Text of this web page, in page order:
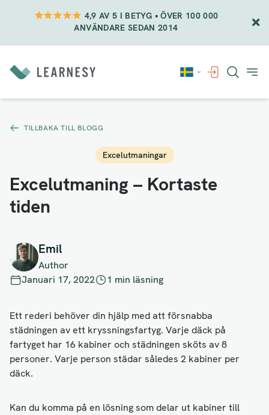
4,9 AV 5 I BETYG • ÖVER 100 000
ANVÄNDARE SEDAN 2014
till
innehåll
TILLBAKA TILL BLOGG
Excelutmaningar
Excelutmaning – Kortaste
tiden
Emil
Author
Januari 17, 2022
1 min läsning
Ett rederi behöver din hjälp med att försnabba
städningen av ett kryssningsfartyg. Varje däck på
fartyget har 16 kabiner och städningen sköts av 8
personer. Varje person städar således 2 kabiner per
däck.
Kan du komma på en lösning som delar ut kabiner till